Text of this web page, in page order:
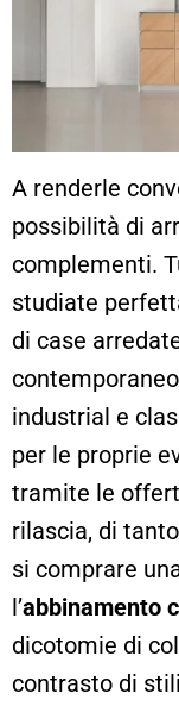
A renderle
possibilità di
complementi.
studiate
di case
industrial e
per le proprie
tramite le
rilascia, di
si comprare
l’abbinamento
dicotomie di
contrasto di